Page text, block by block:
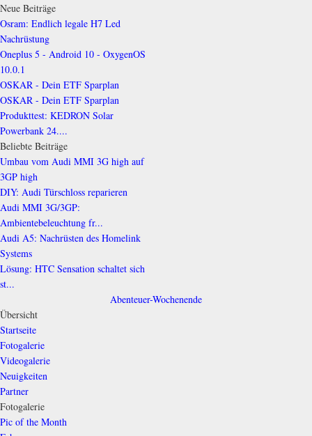
Neue Beiträge
Osram: Endlich legale H7 Led
Nachrüstung
Oneplus 5 - Android 10 - OxygenOS
10.0.1
OSKAR - Dein ETF Sparplan
OSKAR - Dein ETF Sparplan
Produkttest: KEDRON Solar
Powerbank 24....
Beliebte Beiträge
Umbau vom Audi MMI 3G high auf
3GP high
DIY: Audi Türschloss reparieren
Audi MMI 3G/3GP:
Ambientebeleuchtung fr...
Audi A5: Nachrüsten des Homelink
Systems
Lösung: HTC Sensation schaltet sich
st...
Abenteuer-Wochenende
Übersicht
Startseite
Fotogalerie
Videogalerie
Neuigkeiten
Partner
Fotogalerie
Pic of the Month